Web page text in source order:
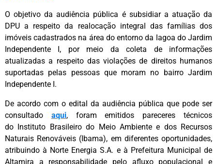
O objetivo da audiência pública é subsidiar a atuação da
DPU a respeito da realocação integral das famílias dos
imóveis cadastrados na área do entorno da lagoa do Jardim
Independente I, por meio da coleta de informações
atualizadas a respeito das violações de direitos humanos
suportadas pelas pessoas que moram no bairro Jardim
Independente I.
De acordo com o edital da audiência pública que pode ser
consultado aqui, foram emitidos pareceres técnicos
do Instituto Brasileiro do Meio Ambiente e dos Recursos
Naturais Renováveis (Ibama), em diferentes oportunidades,
atribuindo à Norte Energia S.A. e à Prefeitura Municipal de
Altamira a responsabilidade pelo afluxo populacional e